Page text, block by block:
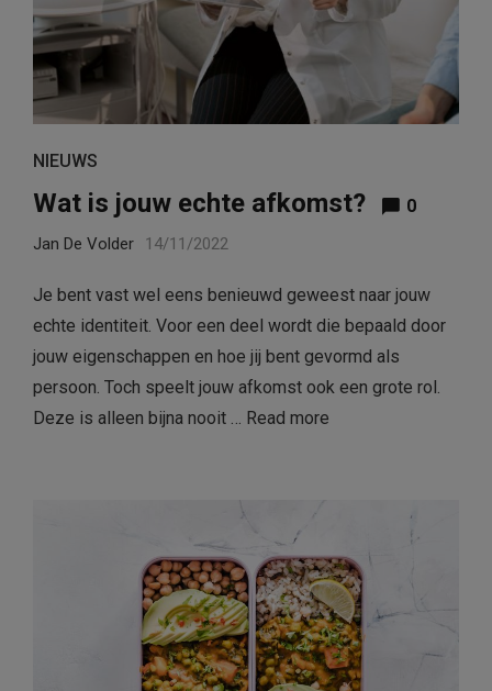
NIEUWS
Wat is jouw echte afkomst? 0
Jan De Volder 14/11/2022
Je bent vast wel eens benieuwd geweest naar jouw
echte identiteit. Voor een deel wordt die bepaald door
jouw eigenschappen en hoe jij bent gevormd als
persoon. Toch speelt jouw afkomst ook een grote rol.
Deze is alleen bijna nooit … Read more